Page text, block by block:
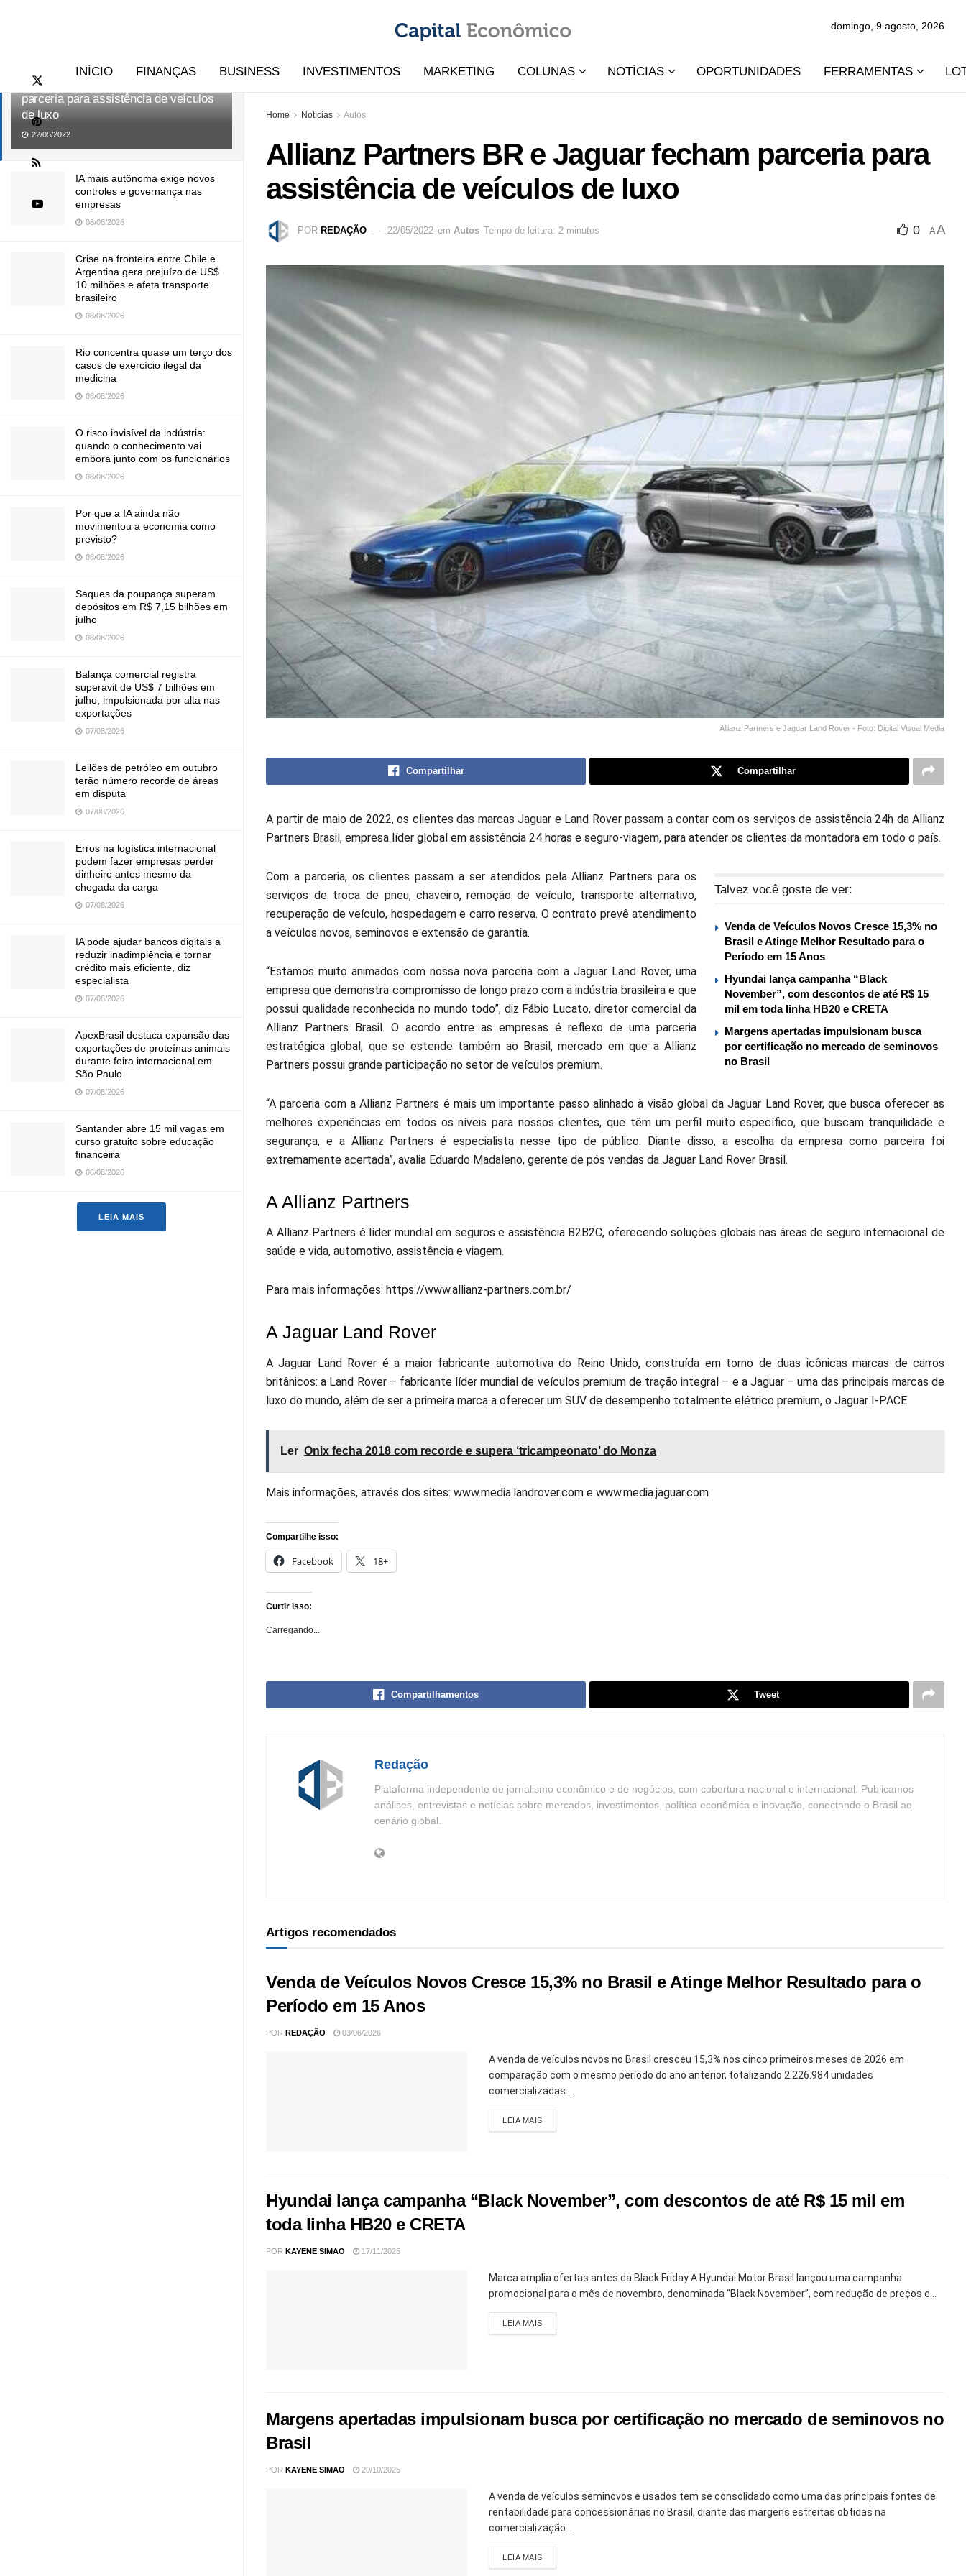
Allianz Partners BR e Jaguar fecham
parceria para assistência de veículos
de luxo
22/05/2022
IA mais autônoma exige novos
controles e governança nas
empresas
08/08/2026
Crise na fronteira entre Chile e
Argentina gera prejuízo de US$
10 milhões e afeta transporte
brasileiro
08/08/2026
Rio concentra quase um terço dos
casos de exercício ilegal da
medicina
08/08/2026
O risco invisível da indústria:
quando o conhecimento vai
embora junto com os funcionários
08/08/2026
Por que a IA ainda não
movimentou a economia como
previsto?
08/08/2026
Saques da poupança superam
depósitos em R$ 7,15 bilhões em
julho
08/08/2026
Balança comercial registra
superávit de US$ 7 bilhões em
julho, impulsionada por alta nas
exportações
07/08/2026
Leilões de petróleo em outubro
terão número recorde de áreas
em disputa
07/08/2026
Erros na logística internacional
podem fazer empresas perder
dinheiro antes mesmo da
chegada da carga
07/08/2026
IA pode ajudar bancos digitais a
reduzir inadimplência e tornar
crédito mais eficiente, diz
especialista
07/08/2026
ApexBrasil destaca expansão das
exportações de proteínas animais
durante feira internacional em
São Paulo
07/08/2026
Santander abre 15 mil vagas em
curso gratuito sobre educação
financeira
06/08/2026
LEIA MAIS
domingo, 9 agosto, 2026
INÍCIO FINANÇAS BUSINESS INVESTIMENTOS MARKETING COLUNAS NOTÍCIAS OPORTUNIDADES FERRAMENTAS
Home Notícias Autos
Allianz Partners BR e Jaguar fecham parceria para
assistência de veículos de luxo
POR REDAÇÃO 22/05/2022 em Autos Tempo de leitura: 2 minutos 0 AA
Allianz Partners e Jaguar Land Rover - Foto: Digital Visual Media
Compartilhar Compartilhar
A partir de maio de 2022, os clientes das marcas Jaguar e Land Rover passam a contar com os serviços de assistência 24h da Allianz
Partners Brasil, empresa líder global em assistência 24 horas e seguro-viagem, para atender os clientes da montadora em todo o país.
Talvez você goste de ver:
Venda de Veículos Novos Cresce 15,3% no
Brasil e Atinge Melhor Resultado para o
Período em 15 Anos
Hyundai lança campanha “Black
November”, com descontos de até R$ 15
mil em toda linha HB20 e CRETA
Margens apertadas impulsionam busca
por certificação no mercado de seminovos
no Brasil
Com a parceria, os clientes passam a ser atendidos pela Allianz Partners para os
serviços de troca de pneu, chaveiro, remoção de veículo, transporte alternativo,
recuperação de veículo, hospedagem e carro reserva. O contrato prevê atendimento
a veículos novos, seminovos e extensão de garantia.
“Estamos muito animados com nossa nova parceria com a Jaguar Land Rover, uma
empresa que demonstra compromisso de longo prazo com a indústria brasileira e que
possui qualidade reconhecida no mundo todo”, diz Fábio Lucato, diretor comercial da
Allianz Partners Brasil. O acordo entre as empresas é reflexo de uma parceria
estratégica global, que se estende também ao Brasil, mercado em que a Allianz
Partners possui grande participação no setor de veículos premium.
“A parceria com a Allianz Partners é mais um importante passo alinhado à visão global da Jaguar Land Rover, que busca oferecer as
melhores experiências em todos os níveis para nossos clientes, que têm um perfil muito específico, que buscam tranquilidade e
segurança, e a Allianz Partners é especialista nesse tipo de público. Diante disso, a escolha da empresa como parceira foi
extremamente acertada”, avalia Eduardo Madaleno, gerente de pós vendas da Jaguar Land Rover Brasil.
A Allianz Partners
A Allianz Partners é líder mundial em seguros e assistência B2B2C, oferecendo soluções globais nas áreas de seguro internacional de
saúde e vida, automotivo, assistência e viagem.
Para mais informações: https://www.allianz-partners.com.br/
A Jaguar Land Rover
A Jaguar Land Rover é a maior fabricante automotiva do Reino Unido, construída em torno de duas icônicas marcas de carros
britânicos: a Land Rover – fabricante líder mundial de veículos premium de tração integral – e a Jaguar – uma das principais marcas de
luxo do mundo, além de ser a primeira marca a oferecer um SUV de desempenho totalmente elétrico premium, o Jaguar I-PACE.
Ler Onix fecha 2018 com recorde e supera ‘tricampeonato’ do Monza
Mais informações, através dos sites: www.media.landrover.com e www.media.jaguar.com
Compartilhe isso:
Facebook 18+
Curtir isso:
Carregando...
Compartilhamentos Tweet
Redação
Plataforma independente de jornalismo econômico e de negócios, com cobertura nacional e internacional. Publicamos
análises, entrevistas e notícias sobre mercados, investimentos, política econômica e inovação, conectando o Brasil ao
cenário global.
Artigos recomendados
Venda de Veículos Novos Cresce 15,3% no Brasil e Atinge Melhor Resultado para o
Período em 15 Anos
POR REDAÇÃO 03/06/2026
A venda de veículos novos no Brasil cresceu 15,3% nos cinco primeiros meses de 2026 em
comparação com o mesmo período do ano anterior, totalizando 2.226.984 unidades
comercializadas....
LEIA MAIS
Hyundai lança campanha “Black November”, com descontos de até R$ 15 mil em
toda linha HB20 e CRETA
POR KAYENE SIMAO 17/11/2025
Marca amplia ofertas antes da Black Friday A Hyundai Motor Brasil lançou uma campanha
promocional para o mês de novembro, denominada “Black November”, com redução de preços e...
LEIA MAIS
Margens apertadas impulsionam busca por certificação no mercado de seminovos no
Brasil
POR KAYENE SIMAO 20/10/2025
A venda de veículos seminovos e usados tem se consolidado como uma das principais fontes de
rentabilidade para concessionárias no Brasil, diante das margens estreitas obtidas na
comercialização...
LEIA MAIS